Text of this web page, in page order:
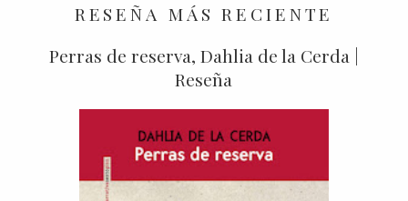
RESEÑA MÁS RECIENTE
Perras de reserva, Dahlia de la Cerda |
Reseña